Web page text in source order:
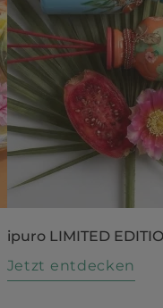
ipuro LIMITED
Jetzt entdecken